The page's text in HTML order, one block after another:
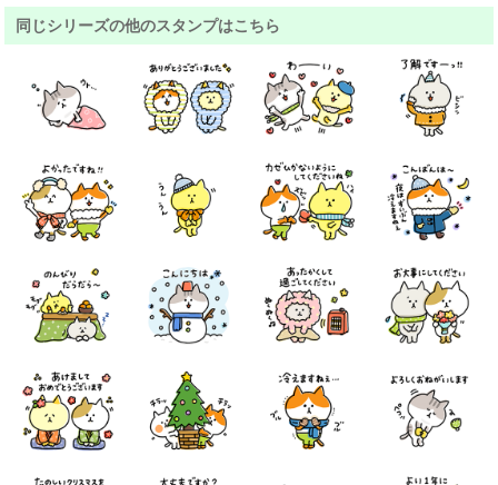
同じシリーズの他のスタンプはこちら